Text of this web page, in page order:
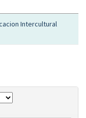
Intercultural